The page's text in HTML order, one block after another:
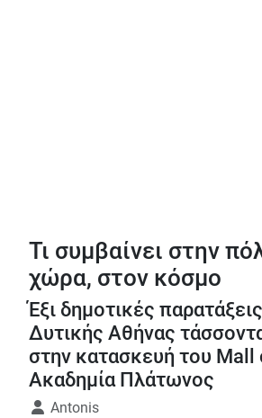
Τι συμβαίνει στην
χώρα, στον κόσμο
Έξι δημοτικές
Δυτικής Αθήνας
στην κατασκευή του Mall
Ακαδημία Πλάτωνος
Λεπτομέρειες
Antonis